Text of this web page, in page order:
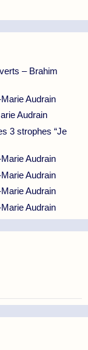
– Brahim
Audrain
Audrain
3 strophes “Je
Audrain
Audrain
Audrain
Audrain